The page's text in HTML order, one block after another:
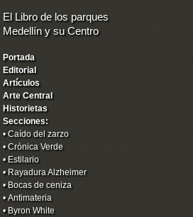
El Libro de los parques
Medellín y su Centro
Portada
Editorial
Artículos
Arte Central
Historietas
Secciones:
•Caído del zarzo
•Crónica Verde
• Estilario
• Rayadura Alzheimer
• Bocas de ceniza
•Antimateria
• Byron White